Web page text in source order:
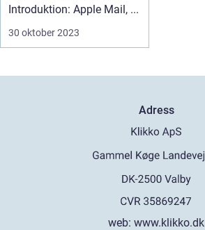
Introduktion: Apple Mail, ...
30 oktober 2023
Adress
web: www.klikko.dk